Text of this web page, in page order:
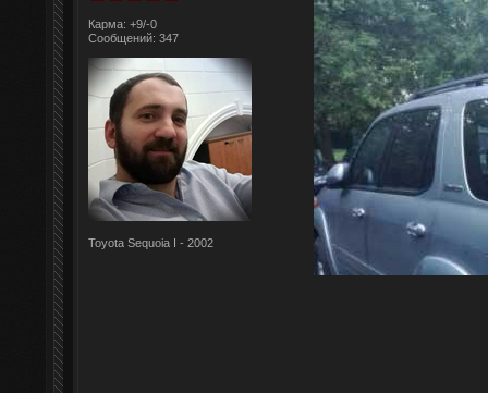
Карма: +9/-0
Сообщений: 347
Toyota Sequoia I - 2002